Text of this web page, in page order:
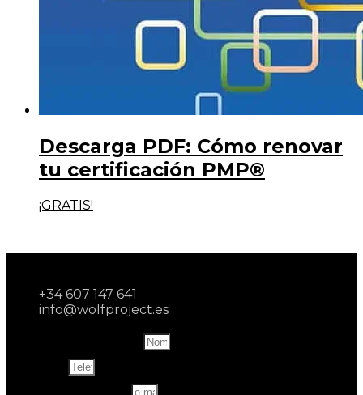
Descarga PDF: Cómo renovar
tu certificación PMP®
¡GRATIS!
+34 607 147 641
info@wolfproject.es